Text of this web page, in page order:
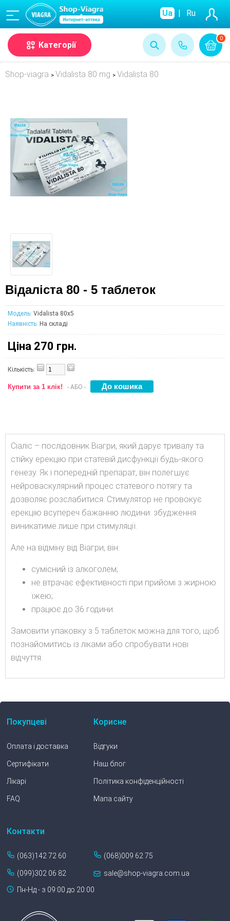
0
(068) Ua | Ru
Категорії
Shop-viagra > Vidalista 80 mg > Vidalista 80
Відаліста 80 - 5 таблеток
Модель: Vidalista 80x5
Наявність: На складі
Ціна 270 грн.
Кількість:
Купити за 1 клік! - АБО -
Сіаліс – послідовник Віагри, який дарує тривалу та
стійку ерекцію при статевій дисфункції будь-якого
генезу. Як і попередній препарат, він полегшує
нейроваскулярний процес статевого потягу та
дозволяє розслабитися. Стимулятор не провокує
ерекцію всупереч бажанню людини: збудження
виникатиме лише при стимуляції.
Але на відміну від Віагри, він:
сумісний із алкоголем;
не втрачає ефективності при прийомі з жирною
їжею;
працює до 36 години.
Замовити упаковку з 5 таблеток можна для того, щоб
познайомитись із ліками або спробувати нові
відчуття.
Покупцеві
Оплата і доставка
Сертифікати
Лікарі
FAQ
Корисне
Відгуки
Наш блог
Політика конфіденційності
Мапа сайту
Контакти
(063)142 72 60 (068)009 62 75
(099)302 06 82
sale@shop-viagra.com.ua
Пн-Нд - з 09:00 до 20:00